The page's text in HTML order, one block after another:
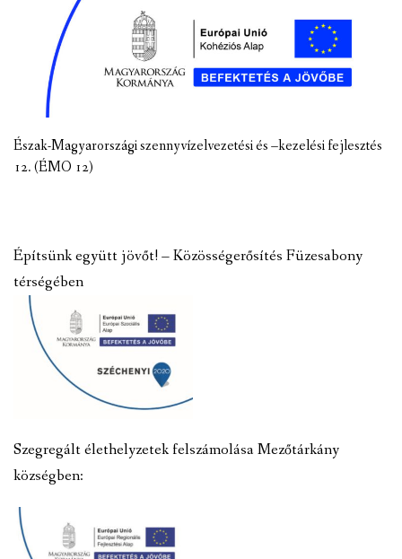
Észak-Magyarországi szennyvízelvezetési és –kezelési fejlesztés
12. (ÉMO 12)
Építsünk együtt jövőt! – Közösségerősítés Füzesabony
térségében
Szegregált élethelyzetek felszámolása Mezőtárkány
községben: